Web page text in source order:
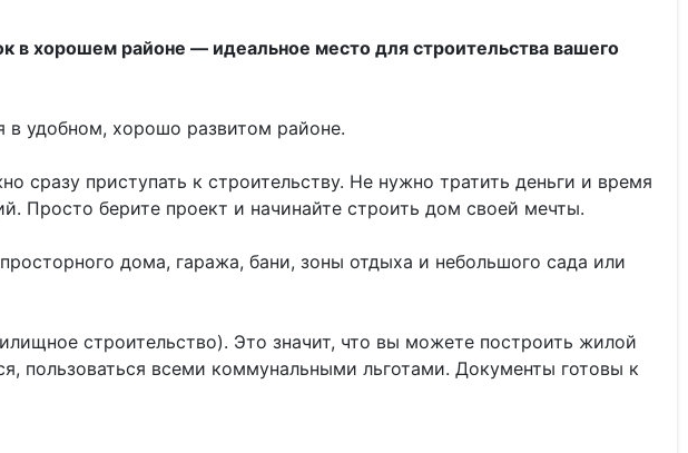
в хорошем районе — идеальное место для строительства вашего
в удобном, хорошо развитом районе.
сразу приступать к строительству. Не нужно тратить деньги и время
Просто берите проект и начинайте строить дом своей мечты.
дома, гаража, бани, зоны отдыха и небольшого сада или
строительство). Это значит, что вы можете построить жилой
пользоваться всеми коммунальными льготами. Документы готовы к